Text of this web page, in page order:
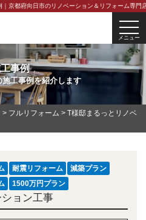
｜京都府向日市のリノベーション＆リフォーム専
メニュー
事例
施工事例を紹介します
> フルリフォーム > T様邸まるっとリノベ
耐震リフォーム
減築プラン
1500万円プラン
ョン工事